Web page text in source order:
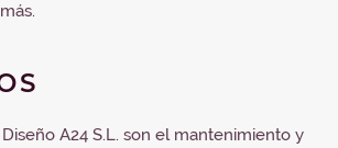
A24 S.L. son el mantenimiento y